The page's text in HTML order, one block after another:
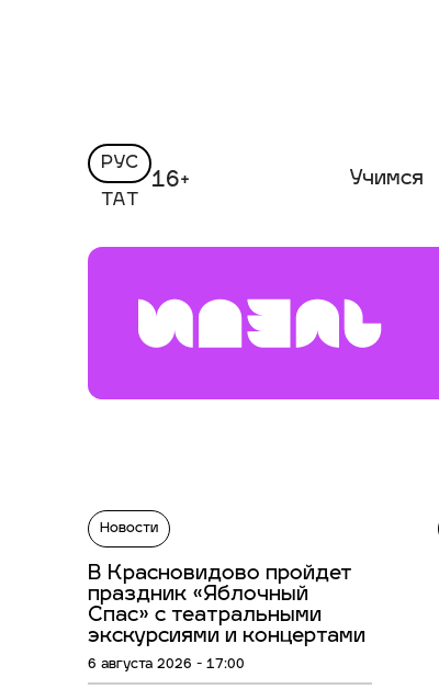
РУС
ТАТ
16+ Учимся
Новости
В Красновидово пройдет
праздник «Яблочный
Спас» с театральными
экскурсиями и концертами
6 августа 2026 - 17:00